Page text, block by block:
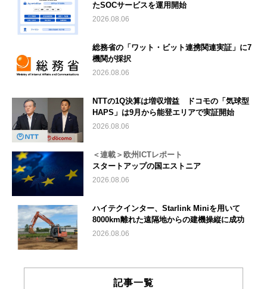
たSOCサービスを運用開始
2026.08.06
総務省の「ワット・ビット連携関連実証」に7
機関が採択
2026.08.06
NTTの1Q決算は増収増益 ドコモの「気球型
HAPS」は9月から能登エリアで実証開始
2026.08.06
＜連載＞欧州ICTレポート
スタートアップの国エストニア
2026.08.06
ハイテクインター、Starlink Miniを用いて
8000km離れた遠隔地からの建機操縦に成功
2026.08.06
記事一覧